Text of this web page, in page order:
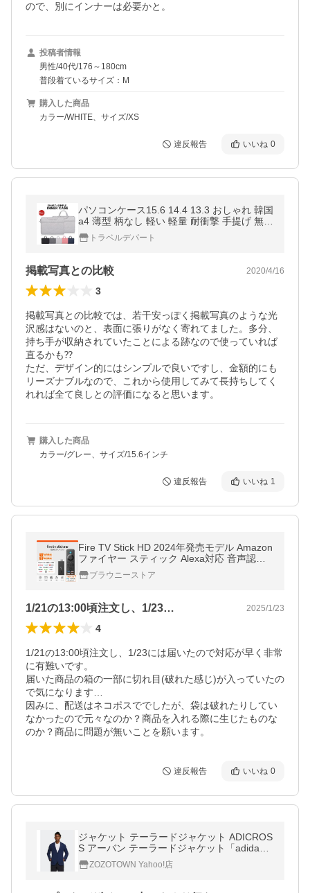
ので、別にインナーは必要かと。
投稿者情報
男性/40代/176～180cm
普段着ているサイズ：M
購入した商品
カラー/WHITE、サイズ/XS
違反報告 いいね 0
パソコンケース15.6 14.4 13.3 おしゃれ 韓国
a4 薄型 柄なし 軽い 軽量 耐衝撃 手提げ 無地
持ち手つき 安い 頑丈
トラベルデパート
掲載写真との比較 2020/4/16
3
掲載写真との比較では、若干安っぽく掲載写真のような光
沢感はないのと、表面に張りがなく寄れてました。多分、
持ち手が収納されていたことによる跡なので使っていれば
直るかも⁇
ただ、デザイン的にはシンプルで良いですし、金額的にも
リーズナブルなので、これから使用してみて長持ちしてく
れれば全て良しとの評価になると思います。
購入した商品
カラー/グレー、サイズ/15.6インチ
違反報告 いいね 1
Fire TV Stick HD 2024年発売モデル Amazon
ファイヤー スティック Alexa対応 音声認識
リモコン 付属
ブラウニーストア
1/21の13:00頃注文し、1/23… 2025/1/23
4
1/21の13:00頃注文し、1/23には届いたので対応が早く非常
に有難いです。
届いた商品の箱の一部に切れ目(破れた感じ)が入っていたの
で気になります…
因みに、配送はネコポスででしたが、袋は破れたりしてい
なかったので元々なのか？商品を入れる際に生じたものな
のか？商品に問題が無いことを願います。
違反報告 いいね 0
ジャケット テーラードジャケット ADICROS
S アーバン テーラードジャケット「adidas
Golf/アディダスゴルフ」/ Adi Jacket
ZOZOTOWN Yahoo!店